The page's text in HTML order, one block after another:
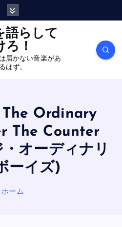
ろ！
届かない音楽があ
るはず。
The Ordinary
The Counter
オーディナリ
ーイズ)
ホーム